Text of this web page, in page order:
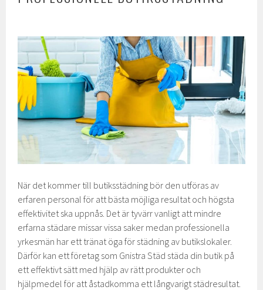
När det kommer till butiksstädning bör den utföras av
erfaren personal för att bästa möjliga resultat och högsta
effektivitet ska uppnås. Det är tyvärr vanligt att mindre
erfarna städare missar vissa saker medan professionella
yrkesmän har ett tränat öga för städning av butikslokaler.
Därför kan ett företag som Gnistra Städ städa din butik på
ett effektivt sätt med hjälp av rätt produkter och
hjälpmedel för att åstadkomma ett långvarigt städresultat.